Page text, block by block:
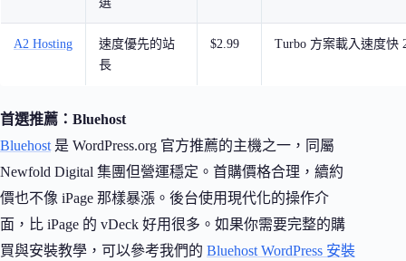
A2 Hosting
速度優先的站
長
$2.99 Turbo 方案載入速度快
首選推薦：Bluehost
Bluehost 是 WordPress.org 官方推薦的主機之一，同屬
Newfold Digital 集團但營運穩定。首購價格合理，續約
價也不像 iPage 那樣暴漲。後台使用現代化的操作介
面，比 iPage 的 vDeck 好用很多。如果你需要完整的購
買與安裝教學，可以參考我們的 Bluehost WordPress 安裝